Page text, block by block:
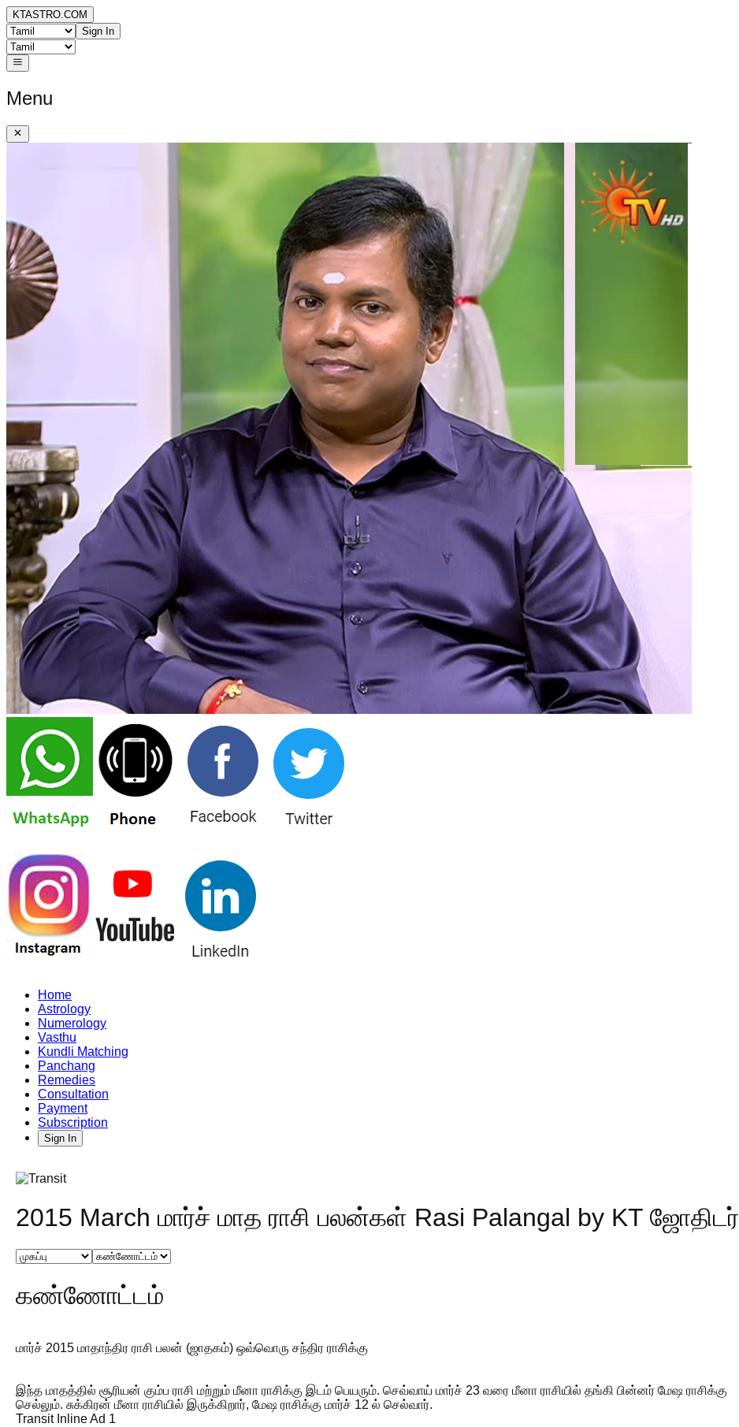
KTASTRO.COM
Sign In
Menu
Home
Astrology
Numerology
Vasthu
Kundli Matching
Panchang
Remedies
Consultation
Payment
Subscription
Sign In
2015 March மார்ச் மாத ராசி பலன்கள் Rasi Palangal by KT ஜோதிடர்
கண்ணோட்டம்
மார்ச் 2015 மாதாந்திர ராசி பலன் (ஜாதகம்) ஒவ்வொரு சந்திர ராசிக்கு
இந்த மாதத்தில் சூரியன் கும்ப ராசி மற்றும் மீனா ராசிக்கு இடம் பெயரும். செவ்வாய் மார்ச் 23 வரை மீனா ராசியில் தங்கி பின்னர் மேஷ ராசிக்கு
செல்லும். சுக்கிரன் மீனா ராசியில் இருக்கிறார், மேஷ ராசிக்கு மார்ச் 12 ல் செல்வார்.
Transit Inline Ad 1